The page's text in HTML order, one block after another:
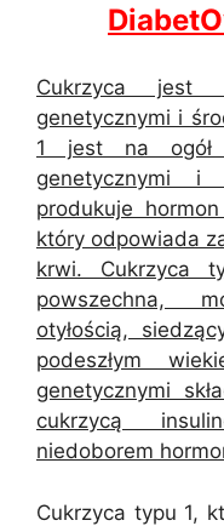
Cukrzyca jest
genetycznymi i
1 jest na ogół
genetycznymi i
produkuje
który odpowiada
krwi. Cukrzyca
powszechna,
otyłością,
podeszłym
genetycznymi
cukrzycą
niedoborem
Cukrzyca typu 1,